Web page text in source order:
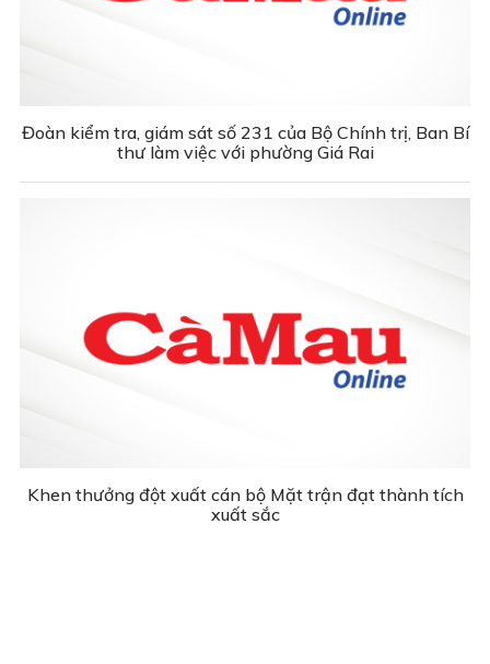
Đoàn kiểm tra, giám sát số 231 của Bộ Chính trị, Ban Bí
thư làm việc với phường Giá Rai
Khen thưởng đột xuất cán bộ Mặt trận đạt thành tích
xuất sắc